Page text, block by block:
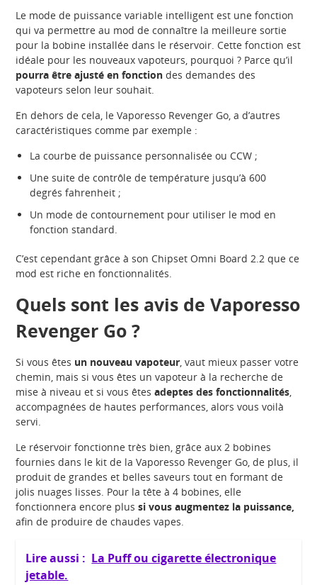
Le mode de puissance variable intelligent est une fonction
qui va permettre au mod de connaître la meilleure sortie
pour la bobine installée dans le réservoir. Cette fonction est
idéale pour les nouveaux vapoteurs, pourquoi ? Parce qu’il
pourra être ajusté en fonctiondes demandes des
vapoteurs selon leur souhait.
En dehors de cela, le Vaporesso Revenger Go, a d’autres
caractéristiques comme par exemple :
La courbe de puissance personnalisée ou CCW ;
Une suite de contrôle de température jusqu’à 600
degrés fahrenheit ;
Un mode de contournement pour utiliser le mod en
fonction standard.
C’est cependant grâce à son Chipset Omni Board 2.2 que ce
mod est riche en fonctionnalités.
Quels sont les avis de Vaporesso
Revenger Go ?
Si vous êtes un nouveau vapoteur, vaut mieux passer votre
chemin, mais si vous êtes un vapoteur à la recherche de
mise à niveau et si vous êtesadeptes des fonctionnalités,
accompagnées de hautes performances, alors vous voilà
servi.
Le réservoir fonctionne très bien, grâce aux 2 bobines
fournies dans le kit de la Vaporesso Revenger Go, de plus, il
produit de grandes et belles saveurs tout en formant de
jolis nuages lisses. Pour la tête à 4 bobines, elle
fonctionnera encore plussi vous augmentez la puissance,
afin de produire de chaudes vapes.
Lire aussi : La Puff ou cigarette électronique
jetable.